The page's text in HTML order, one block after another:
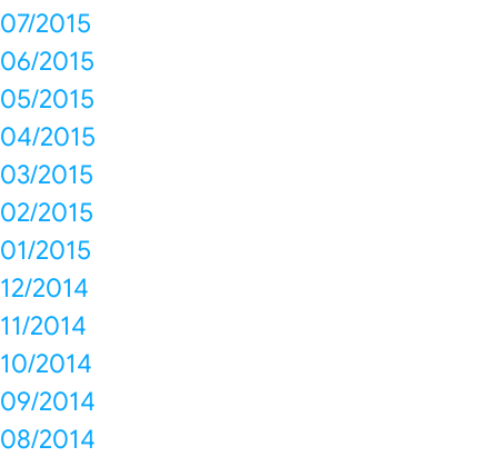
07/2015
06/2015
05/2015
04/2015
03/2015
02/2015
01/2015
12/2014
11/2014
10/2014
09/2014
08/2014